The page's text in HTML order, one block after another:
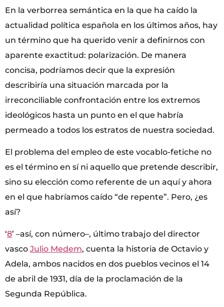
En la verborrea semántica en la que ha caído la
actualidad política española en los últimos años, hay
un término que ha querido venir a definirnos con
aparente exactitud: polarización. De manera
concisa, podríamos decir que la expresión
describiría una situación marcada por la
irreconciliable confrontación entre los extremos
ideológicos hasta un punto en el que habría
permeado a todos los estratos de nuestra sociedad.
El problema del empleo de este vocablo-fetiche no
es el término en sí ni aquello que pretende describir,
sino su elección como referente de un aquí y ahora
en el que habríamos caído “de repente”. Pero, ¿es
así?
‘8’ –así, con número–, último trabajo del director
vasco Julio Medem, cuenta la historia de Octavio y
Adela, ambos nacidos en dos pueblos vecinos el 14
de abril de 1931, día de la proclamación de la
Segunda República.